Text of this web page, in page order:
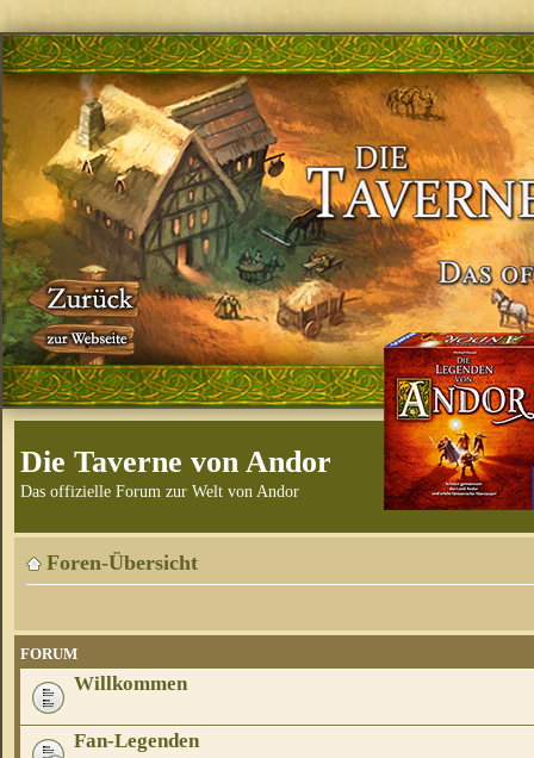
Die Taverne von Andor
Das offizielle Forum zur Welt von Andor
Foren-Übersicht
FORUM
Willkommen
Fan-Legenden